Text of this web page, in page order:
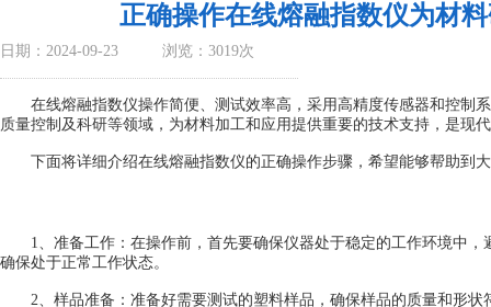
正确操作在线熔融指数仪为材
日期：2024-09-23 浏览：3019次
在线熔融指数仪操作简便、测试效率高，采用高精度传感器和控制
质量控制及科研等领域，为材料加工和应用提供重要的技术支持，是现
下面将详细介绍在线熔融指数仪的正确操作步骤，希望能够帮助到
1、准备工作：在操作前，首先要确保仪器处于稳定的工作环境中，
确保处于正常工作状态。
2、样品准备：准备好需要测试的塑料样品，确保样品的质量和形状